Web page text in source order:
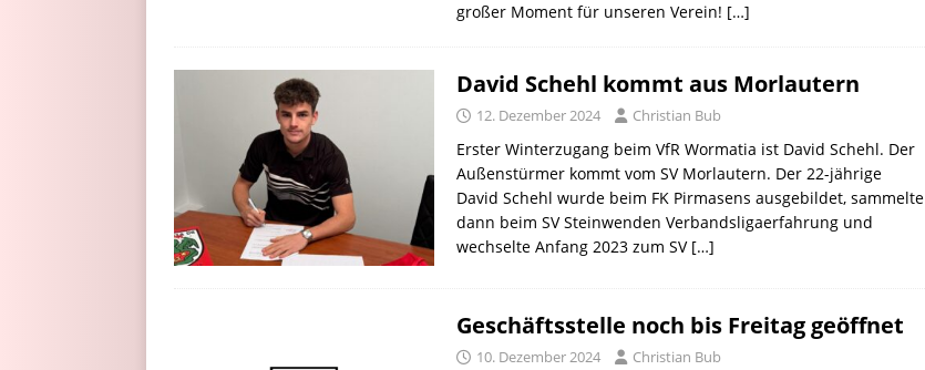
großer Moment für unseren Verein! […]
David Schehl kommt aus Morlautern
12. Dezember 2024 Christian Bub
Erster Winterzugang beim VfR Wormatia ist David Schehl. Der
Außenstürmer kommt vom SV Morlautern. Der 22-jährige
David Schehl wurde beim FK Pirmasens ausgebildet, sammelte
dann beim SV Steinwenden Verbandsligaerfahrung und
wechselte Anfang 2023 zum SV […]
Geschäftsstelle noch bis Freitag geöffnet
10. Dezember 2024 Christian Bub